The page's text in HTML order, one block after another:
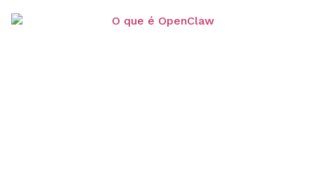
sem comprometer a experiência humana. A forma